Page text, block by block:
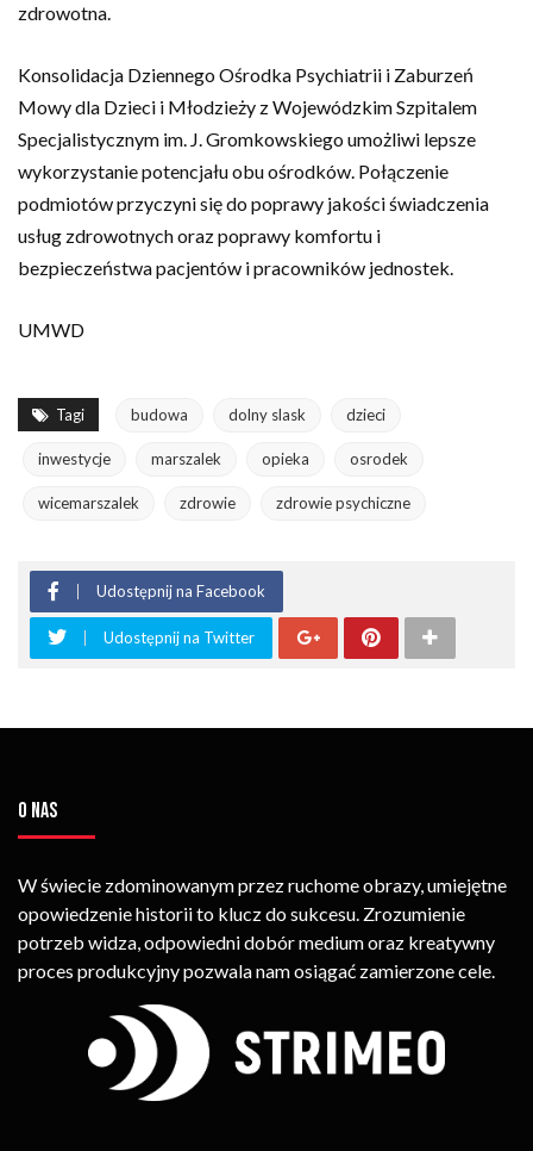
zdrowotna.
Konsolidacja Dziennego Ośrodka Psychiatrii i Zaburzeń
Mowy dla Dzieci i Młodzieży z Wojewódzkim Szpitalem
Specjalistycznym im. J. Gromkowskiego umożliwi lepsze
wykorzystanie potencjału obu ośrodków. Połączenie
podmiotów przyczyni się do poprawy jakości świadczenia
usług zdrowotnych oraz poprawy komfortu i
bezpieczeństwa pacjentów i pracowników jednostek.
UMWD
Tagi budowa dolny slask dzieci
inwestycje marszalek opieka osrodek
wicemarszalek zdrowie zdrowie psychiczne
Udostępnij na Facebook
Udostępnij na Twitter
O NAS
W świecie zdominowanym przez ruchome obrazy, umiejętne
opowiedzenie historii to klucz do sukcesu. Zrozumienie
potrzeb widza, odpowiedni dobór medium oraz kreatywny
proces produkcyjny pozwala nam osiągać zamierzone cele.